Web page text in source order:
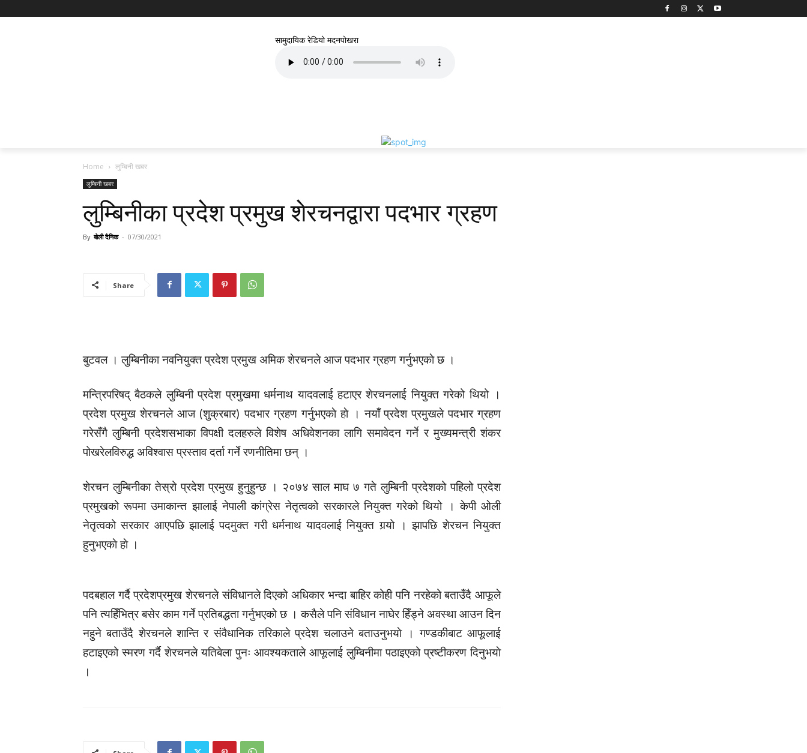
सामुदायिक रेडियो मदनपोखरा
Home लुम्बिनी खबर
लुम्बिनी खबर
लुम्बिनीका प्रदेश प्रमुख शेरचनद्वारा पदभार ग्रहण
By बोली दैनिक - 07/30/2021
Share
बुटवल । लुम्बिनीका नवनियुक्त प्रदेश प्रमुख अमिक शेरचनले आज पदभार ग्रहण गर्नुभएकाे छ ।
मन्त्रिपरिषद् बैठकले लुम्बिनी प्रदेश प्रमुखमा धर्मनाथ यादवलाई हटाएर शेरचनलाई नियुक्त गरेको थियो ।
प्रदेश प्रमुख शेरचनले आज (शुक्रबार) पदभार ग्रहण गर्नुभएकाे हाे । नयाँ प्रदेश प्रमुखले पदभार ग्रहण
गरेसँगै लुम्बिनी प्रदेशसभाका विपक्षी दलहरुले विशेष अधिवेशनका लागि समावेदन गर्ने र मुख्यमन्त्री शंकर
पोखरेलविरुद्ध अविश्वास प्रस्ताव दर्ता गर्ने रणनीतिमा छन् ।
शेरचन लुम्बिनीका तेस्रो प्रदेश प्रमुख हुनुहुन्छ । २०७४ साल माघ ७ गते लुम्बिनी प्रदेशको पहिलो प्रदेश
प्रमुखको रूपमा उमाकान्त झालाई नेपाली कांग्रेस नेतृत्वको सरकारले नियुक्त गरेको थियो । केपी ओली
नेतृत्वको सरकार आएपछि झालाई पदमुक्त गरी धर्मनाथ यादवलाई नियुक्त गर्‍यो । झापछि शेरचन नियुक्त
हुनुभएकाे हाे ।
पदबहाल गर्दै प्रदेशप्रमुख शेरचनले संविधानले दिएको अधिकार भन्दा बाहिर कोही पनि नरहेको बताउँदै आफूले
पनि त्यहिँभित्र बसेर काम गर्ने प्रतिबद्धता गर्नुभएकाे छ । कसैले पनि संविधान नाघेर हिँड्ने अवस्था आउन दिन
नहुने बताउँदै शेरचनले शान्ति र संवैधानिक तरिकाले प्रदेश चलाउने बताउनुभयाे । गण्डकीबाट आफूलाई
हटाइएको स्मरण गर्दै शेरचनले यतिबेला पुनः आवश्यकताले आफूलाई लुम्बिनीमा पठाइएको प्रष्टीकरण दिनुभयाे
।